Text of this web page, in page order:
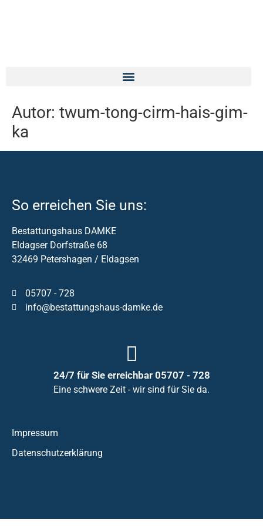
Autor: twum-tong-cirm-hais-gim-
ka
So erreichen Sie uns:
Bestattungshaus DAMKE
Eldagser Dorfstraße 68
32469 Petershagen / Eldagsen
05707 - 728
info@bestattungshaus-damke.de
24/7 für Sie erreichbar 05707 - 728
Eine schwere Zeit - wir sind für Sie da.
Impressum
Datenschutzerklärung